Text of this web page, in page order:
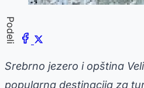
Podeli
Srebrno jezero i opština
popularna destinacija za